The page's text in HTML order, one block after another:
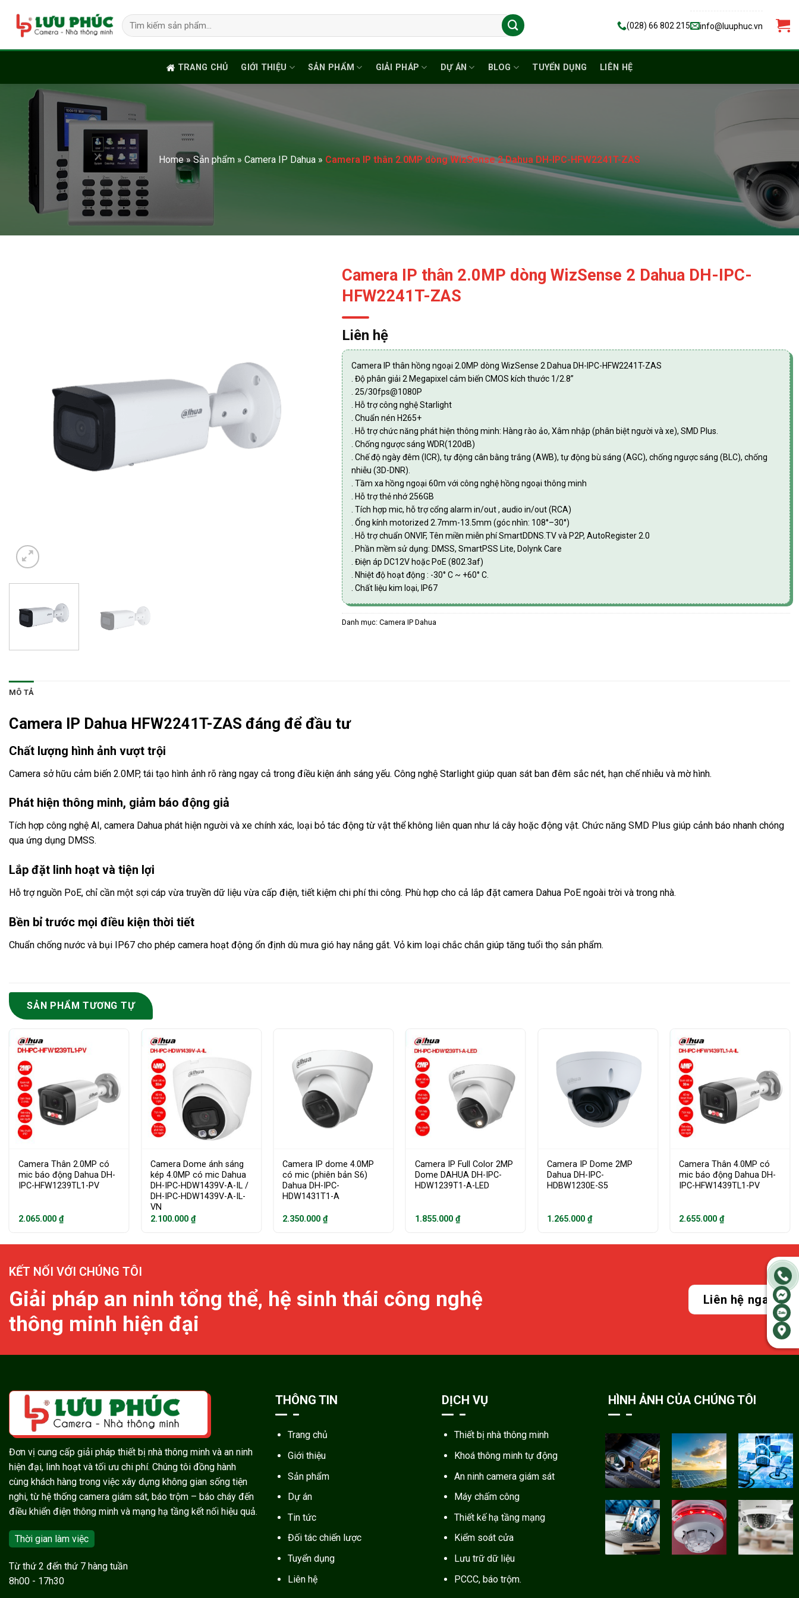
content
Tìm
kiếm:
(028) 66 802 215 info@luuphuc.vn
TRANG CHỦ GIỚI THIỆU SẢN PHẨM GIẢI PHÁP DỰ ÁN BLOG TUYỂN DỤNG LIÊN HỆ
Home»Sản phẩm » Camera IP Dahua » Camera IP thân 2.0MP dòng WizSense 2 Dahua DH-IPC-HFW2241T-ZAS
Camera IP thân 2.0MP dòng WizSense 2 Dahua DH-IPC-
HFW2241T-ZAS
Liên hệ
Camera IP thân hồng ngoại 2.0MP dòng WizSense 2 Dahua DH-IPC-HFW2241T-ZAS
. Độ phân giải 2 Megapixel cảm biến CMOS kích thước 1/2.8”
. 25/30fps@1080P
. Hỗ trợ công nghệ Starlight
. Chuẩn nén H265+
. Hỗ trợ chức năng phát hiện thông minh: Hàng rào ảo, Xâm nhập (phân biệt người và xe), SMD Plus.
. Chống ngược sáng WDR(120dB)
. Chế độ ngày đêm (ICR), tự động cân bằng trắng (AWB), tự động bù sáng (AGC), chống ngược sáng (BLC), chống
nhiễu (3D-DNR).
. Tầm xa hồng ngoại 60m với công nghệ hồng ngoại thông minh
. Hỗ trợ thẻ nhớ 256GB
. Tích hợp mic, hỗ trợ cổng alarm in/out , audio in/out (RCA)
. Ống kính motorized 2.7mm-13.5mm (góc nhìn: 108°–30°)
. Hỗ trợ chuẩn ONVIF, Tên miền miễn phí SmartDDNS.TV và P2P, AutoRegister 2.0
. Phần mềm sử dụng: DMSS, SmartPSS Lite, Dolynk Care
. Điện áp DC12V hoặc PoE (802.3af)
. Nhiệt độ hoạt động : -30° C ~ +60° C.
. Chất liệu kim loại, IP67
Danh mục: Camera IP Dahua
MÔ TẢ
Camera IP Dahua HFW2241T-ZAS đáng để đầu tư
Chất lượng hình ảnh vượt trội
Camera sở hữu cảm biến 2.0MP, tái tạo hình ảnh rõ ràng ngay cả trong điều kiện ánh sáng yếu. Công nghệ Starlight giúp quan sát ban đêm sắc nét, hạn chế nhiễu và mờ hình.
Phát hiện thông minh, giảm báo động giả
Tích hợp công nghệ AI, camera Dahua phát hiện người và xe chính xác, loại bỏ tác động từ vật thể không liên quan như lá cây hoặc động vật. Chức năng SMD Plus giúp cảnh báo nhanh chóng
qua ứng dụng DMSS.
Lắp đặt linh hoạt và tiện lợi
Hỗ trợ nguồn PoE, chỉ cần một sợi cáp vừa truyền dữ liệu vừa cấp điện, tiết kiệm chi phí thi công. Phù hợp cho cả lắp đặt camera Dahua PoE ngoài trời và trong nhà.
Bền bỉ trước mọi điều kiện thời tiết
Chuẩn chống nước và bụi IP67 cho phép camera hoạt động ổn định dù mưa gió hay nắng gắt. Vỏ kim loại chắc chắn giúp tăng tuổi thọ sản phẩm.
SẢN PHẨM TƯƠNG TỰ
Camera Thân 2.0MP có
mic báo động Dahua DH-
IPC-HFW1239TL1-PV
2.065.000 ₫
Camera Dome ánh sáng
kép 4.0MP có mic Dahua
DH-IPC-HDW1439V-A-IL /
DH-IPC-HDW1439V-A-IL-
VN
2.100.000₫
Camera IP dome 4.0MP
có mic (phiên bản S6)
Dahua DH-IPC-
HDW1431T1-A
2.350.000₫
Camera IP Full Color 2MP
Dome DAHUA DH-IPC-
HDW1239T1-A-LED
1.855.000 ₫
Camera IP Dome 2MP
Dahua DH-IPC-
HDBW1230E-S5
1.265.000₫
Camera Thân 4.0MP có
mic báo động Dahua DH-
IPC-HFW1439TL1-PV
2.655.000₫
KẾT NỐI VỚI CHÚNG TÔI
Giải pháp an ninh tổng thể, hệ sinh thái công nghệ
thông minh hiện đại
Liên hệ ngay
Đơn vị cung cấp giải pháp thiết bị nhà thông minh và an ninh
hiện đại, linh hoạt và tối ưu chi phí. Chúng tôi đồng hành
cùng khách hàng trong việc xây dựng không gian sống tiện
nghi, từ hệ thống camera giám sát, báo trộm – báo cháy đến
điều khiển điện thông minh và mạng hạ tầng kết nối hiệu quả.
Thời gian làm việc
Từ thứ 2 đến thứ 7 hàng tuần
8h00 - 17h30
THÔNG TIN
Trang chủ
Giới thiệu
Sản phẩm
Dự án
Tin tức
Đối tác chiến lược
Tuyển dụng
Liên hệ
DỊCH VỤ
Thiết bị nhà thông minh
Khoá thông minh tự động
An ninh camera giám sát
Máy chấm công
Thiết kế hạ tầng mạng
Kiểm soát cửa
Lưu trữ dữ liệu
PCCC, báo trộm.
HÌNH ẢNH CỦA CHÚNG TÔI